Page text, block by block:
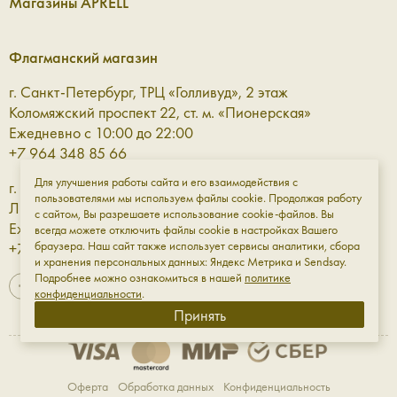
более спокойный или, наоборот, акцентный:
Голубой, жёлтый, розовый — они добавят цвета в
повседневный гардероб и разнообразят возможные
сочетания.
Чёрный, бежевый, бордовый, коричневый, тауп —
напротив, снизят контраст и органично завершат
образ, не перетягивая всё внимание на себя.
Модные женские сумки для разного
ритма жизни
В Aprell мы разрабатываем женские сумки так, чтобы они
были не только функциональными и практичными, но и
сочетали в себе разное: форму, фактуру, эстетику и
красоту. В нашем каталоге — сумки из натуральной кожи
разных форм и текстур: от миниатюрных моделей до
объёмных женских сумок и рюкзаков. Среди наших
Флагманский магазин
г. Санкт-Петербург, ТРЦ «Голливуд», 2 этаж
Коломяжский проспект 22, ст. м. «Пионерская»
Ежедневно с 10:00 до 22:00
+7 964 348 85 66
г. Санкт-Петербург, ТРЦ «Галерея» 3 этаж
Лиговский проспект, 30а, ст. м. «Площадь Восстания»
Ежедневно с 10:00 до 23:00
+7 961 811-18-98
Оферта Обработка данных Конфиденциальность
Для улучшения работы сайта и его взаимодействия с
пользователями мы используем файлы cookie. Продолжая работу
с сайтом, Вы разрешаете использование cookie-файлов. Вы
всегда можете отключить файлы cookie в настройках Вашего
браузера. Наш сайт также использует сервисы аналитики, сбора
и хранения персональных данных: Яндекс Метрика и Sendsay.
Подробнее можно ознакомиться в нашей политике
конфиденциальности.
Принять